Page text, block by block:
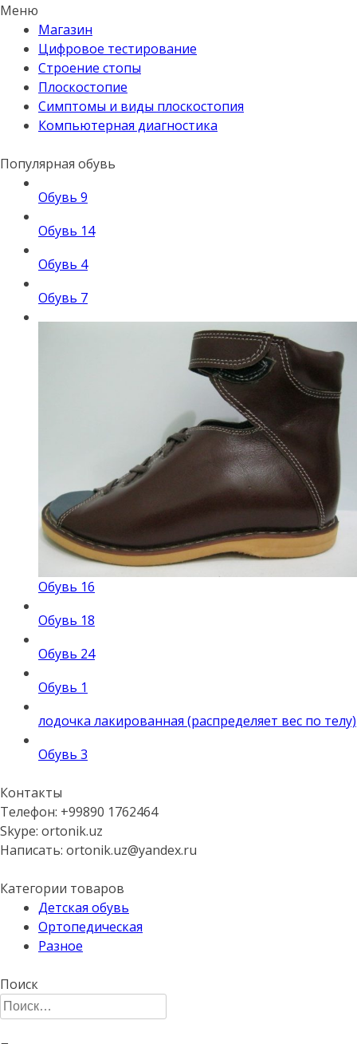
Меню
Магазин
Цифровое тестирование
Строение стопы
Плоскостопие
Симптомы и виды плоскостопия
Компьютерная диагностика
Популярная обувь
Обувь 9
Обувь 14
Обувь 4
Обувь 7
Обувь 16
Обувь 18
Обувь 24
Обувь 1
лодочка лакированная (распределяет вес по телу)
Обувь 3
Контакты
Телефон: +99890 1762464
Skype: ortonik.uz
Написать: ortonik.uz@yandex.ru
Категории товаров
Детская обувь
Ортопедическая
Разное
Поиск
Найти: